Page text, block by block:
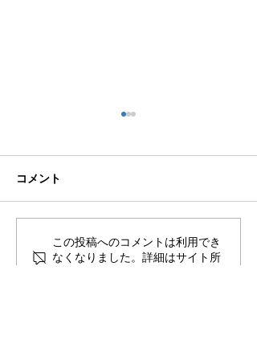
🌊ハガネの肉体を持つ職
員、岩瀬道へ！
コメント
この投稿へのコメントは利用でき
なくなりました。詳細はサイト所